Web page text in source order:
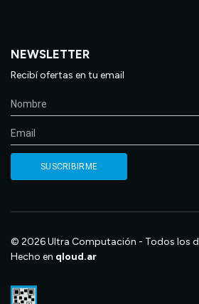
NEWSLETTER
Recibí ofertas en tu email
© 2026 Ultra Computación - Todos los
Hecho en qloud.ar